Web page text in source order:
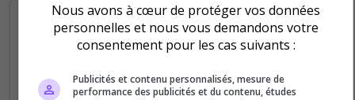
GiGi
5/5
Nous avons à cœur de protéger vos données
personnelles et nous vous demandons votre
consentement pour les cas suivants :
Publicités et contenu personnalisés, mesure de
performance des publicités et du contenu, études